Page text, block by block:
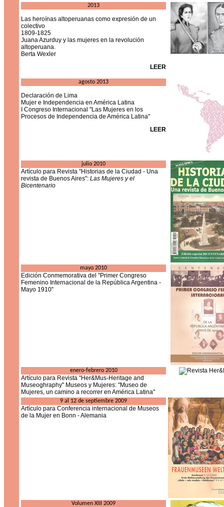
2013
Las heroínas altoperuanas como expresión de un
colectivo
1809-1825
Juana Azurduy y las mujeres en la revolución
altoperuana.
Berta Wexler
LEER
agosto 2013
Declaración de Lima
Mujer e Independencia en América Latina
I Congreso Internacional "Las Mujeres en los
Procesos de Independencia de América Latina"
LEER
julio 2010
Artículo para Revista "Historias de la Ciudad - Una
revista de Buenos Aires": Las Mujeres y el
Bicentenario
mayo 2010
Edición Conmemorativa del "Primer Congreso
Femenino Internacional de la República Argentina -
Mayo 1910"
enero-febrero 2010
Artículo para Revista "Her&Mus-Heritage and
Museoghraphy" Museos y Mujeres: "Museo de
Mujeres, un camino a recorrer en América Latina"
9 al 12 de septiembre 2009
Artículo para Conferencia internacional de Museos
de la Mujer en Bonn - Alemania
Volumen XIII 2009